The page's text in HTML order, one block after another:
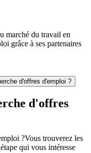
marché du travail en
grâce à ses partenaires
d'offres d'emploi ?
d'offres
?Vous trouverez les
qui vous intéresse